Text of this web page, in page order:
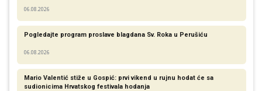
06.08.2026
Pogledajte program proslave blagdana Sv. Roka u Perušiću
06.08.2026
Mario Valentić stiže u Gospić: prvi vikend u rujnu hodat će sa
sudionicima Hrvatskog festivala hodanja